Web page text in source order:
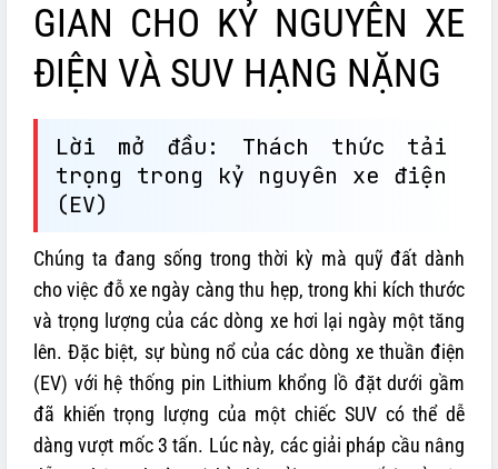
GIAN CHO KỶ NGUYÊN XE
ĐIỆN VÀ SUV HẠNG NẶNG
Lời mở đầu: Thách thức tải
trọng trong kỷ nguyên xe điện
(EV)
Chúng ta đang sống trong thời kỳ mà quỹ đất dành
cho việc đỗ xe ngày càng thu hẹp, trong khi kích thước
và trọng lượng của các dòng xe hơi lại ngày một tăng
lên. Đặc biệt, sự bùng nổ của các dòng xe thuần điện
(EV) với hệ thống pin Lithium khổng lồ đặt dưới gầm
đã khiến trọng lượng của một chiếc SUV có thể dễ
dàng vượt mốc 3 tấn. Lúc này, các giải pháp cầu nâng